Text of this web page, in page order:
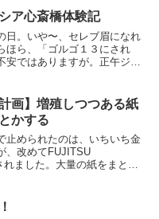
ア心斎橋体験記
日。いや〜、セレブ眉になれ
ほら、「ゴルゴ１３にされ
ではありますが。正午ジャ
計画】増殖しつつある紙
かする
止められたのは、いちいち金
、改めてFUJITSU
ました。大量の紙をまとめ